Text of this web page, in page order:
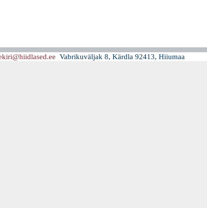
Vabrikuväljak 8, Kärdla 92413, Hiiumaa